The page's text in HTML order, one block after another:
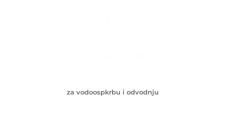
za vodoospkrbu i odvodnju